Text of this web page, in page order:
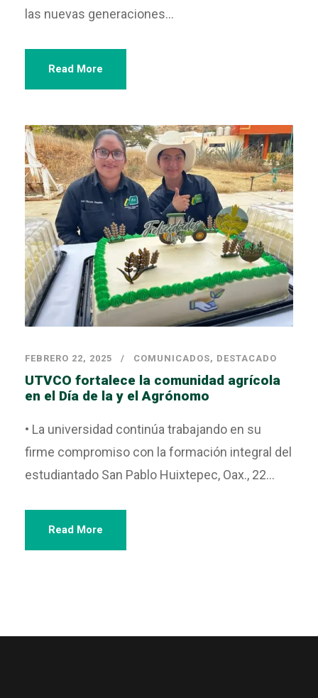
las nuevas generaciones...
Read More
FEBRERO 22, 2025 COMUNICADOS, DESTACADO
UTVCO fortalece la comunidad agrícola
en el Día de la y el Agrónomo
• La universidad continúa trabajando en su
firme compromiso con la formación integral del
estudiantado San Pablo Huixtepec, Oax., 22...
Read More